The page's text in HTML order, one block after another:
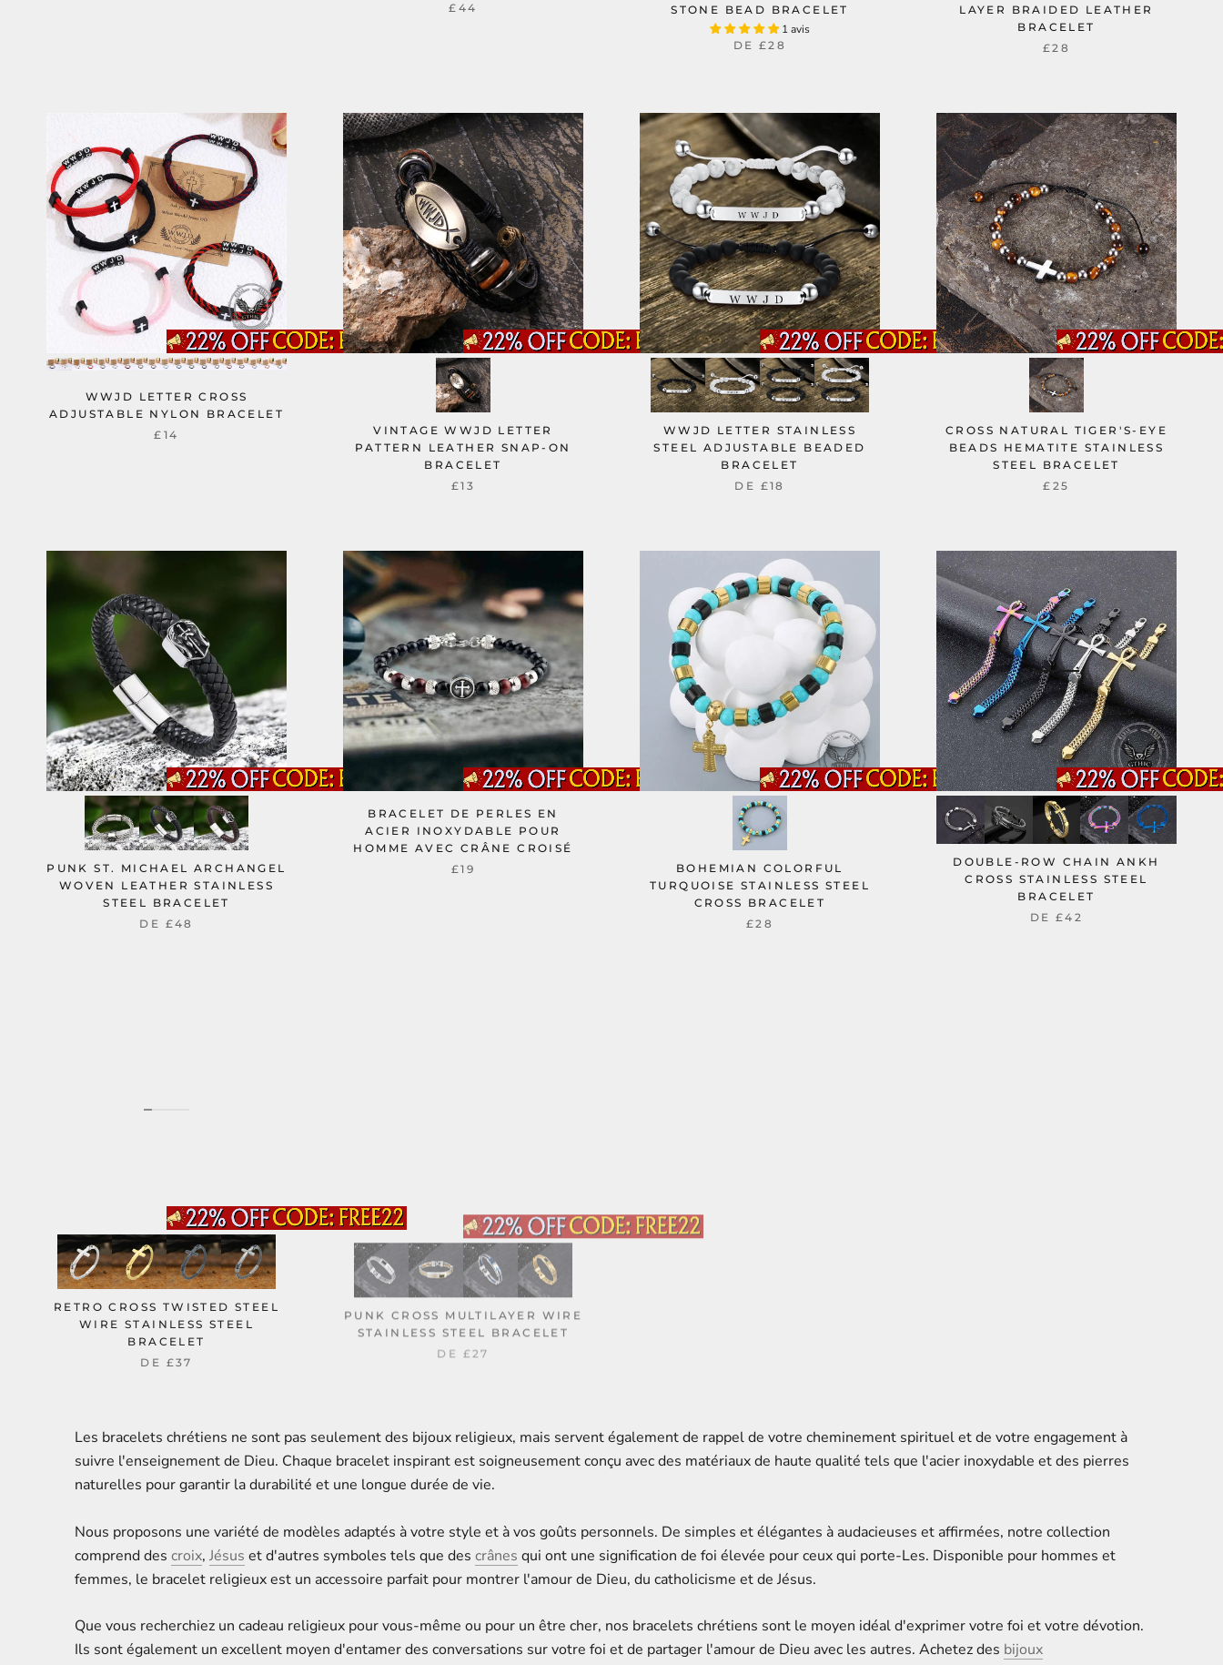
£44
STONE BEAD BRACELET
1 avis
DE £28
LAYER BRAIDED LEATHER
BRACELET
£28
WWJD LETTER CROSS
ADJUSTABLE NYLON BRACELET
£14
VINTAGE WWJD LETTER
PATTERN LEATHER SNAP-ON
BRACELET
£13
WWJD LETTER STAINLESS
STEEL ADJUSTABLE BEADED
BRACELET
DE £18
CROSS NATURAL TIGER'S-EYE
BEADS HEMATITE STAINLESS
STEEL BRACELET
£25
PUNK ST. MICHAEL ARCHANGEL
WOVEN LEATHER STAINLESS
STEEL BRACELET
DE £48
BRACELET DE PERLES EN
ACIER INOXYDABLE POUR
HOMME AVEC CRÂNE CROISÉ
£19
BOHEMIAN COLORFUL
TURQUOISE STAINLESS STEEL
CROSS BRACELET
£28
DOUBLE-ROW CHAIN ANKH
CROSS STAINLESS STEEL
BRACELET
DE £42
RETRO CROSS TWISTED STEEL
WIRE STAINLESS STEEL
BRACELET
DE £37
STAINLESS STEEL BRACELET
Les bracelets chrétiens ne sont pas seulement des bijoux religieux, mais servent également de rappel de votre cheminement spirituel et de votre engagement à
suivre l'enseignement de Dieu. Chaque bracelet inspirant est soigneusement conçu avec des matériaux de haute qualité tels que l'acier inoxydable et des pierres
naturelles pour garantir la durabilité et une longue durée de vie.
Nous proposons une variété de modèles adaptés à votre style et à vos goûts personnels. De simples et élégantes à audacieuses et affirmées, notre collection
comprend des croix, Jésus et d'autres symboles tels que des crânes qui ont une signification de foi élevée pour ceux qui porte-Les. Disponible pour hommes et
femmes, le bracelet religieux est un accessoire parfait pour montrer l'amour de Dieu, du catholicisme et de Jésus.
Que vous recherchiez un cadeau religieux pour vous-même ou pour un être cher, nos bracelets chrétiens sont le moyen idéal d'exprimer votre foi et votre dévotion.
Ils sont également un excellent moyen d'entamer des conversations sur votre foi et de partager l'amour de Dieu avec les autres. Achetez des bijoux